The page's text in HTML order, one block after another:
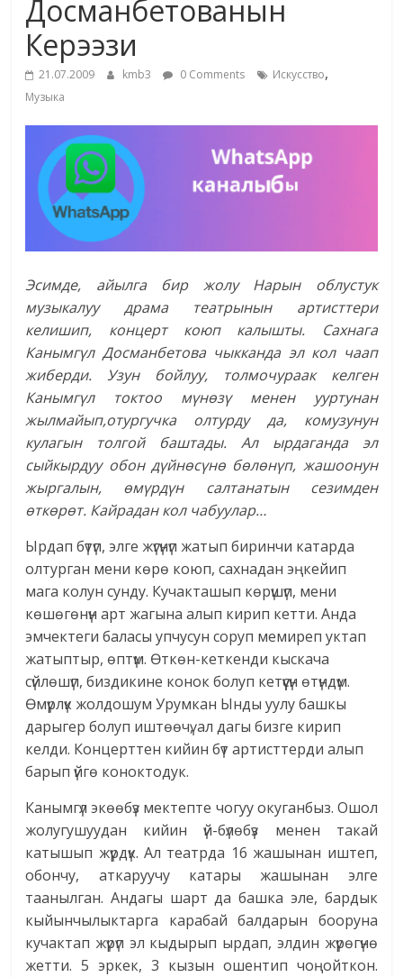
жана
адабияты
Досманбетованын
Керээзи
21.07.2009 kmb3 0 Comments Искусство,
Музыка
Эсимде, айылга бир жолуНарын облустук
музыкалуу драма театрынын артисттери
келишип, концерт коюп калышты. Сахнага
Канымгүл Досманбетова чыкканда эл кол чаап
жиберди. Узун бойлуу, толмочураак келген
Канымгүл токтоо мүнөзү менен ууртунан
жылмайып,отургучка олтурду да, комузунун
кулагын толгой баштады. Ал ырдаганда эл
сыйкырдуу обон дүйнөсүнө бөлөнүп, жашоонун
жыргалын, өмүрдүн салтанатын сезимден
өткөрөт. Кайрадан кол чабуулар…
Ырдап бүтүп, элге жүгүнүп жатып биринчи катарда
олтурган мени көрө коюп, сахнадан эңкейип
мага колун сунду. Кучакташып көрүшүп, мени
көшөгөнүн арт жагына алып кирип кетти. Анда
эмчектеги баласы упчусун соруп мемиреп уктап
жатыптыр, өптүм. Өткөн-кеткенди кыскача
сүйлөшүп, биздикине конок болуп кетүүсүн өтүндүм.
Өмүрлүк жолдошум Урумкан Ынды уулу башкы
дарыгер болуп иштөөчү, ал дагы бизге кирип
келди. Концерттен кийин бүт артисттерди алып
барып үйгө коноктодук.
Канымгүл экөөбүз мектепте чогуу окуганбыз. Ошол
жолугушуудан кийин үй-бүлөбүз менен такай
катышып жүрдүк. Ал театрда 16 жашынан иштеп,
обончу, аткаруучу катары жашынан элге
таанылган. Андагы шарт да башка эле, бардык
кыйынчылыктарга карабай балдарын бооруна
кучактап жүрүп эл кыдырып ырдап, элдин жүрөгүнө
жетти. 5 эркек, 3 кызын ошентип чоңойткон.